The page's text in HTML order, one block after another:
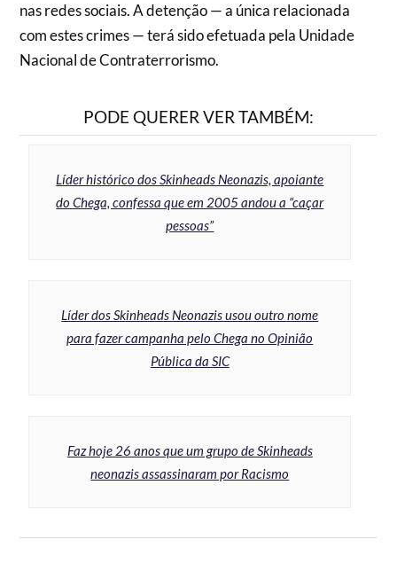
nas redes sociais. A detenção — a única relacionada
com estes crimes — terá sido efetuada pela Unidade
Nacional de Contraterrorismo.
PODE QUERER VER TAMBÉM:
Líder histórico dos Skinheads Neonazis, apoiante
do Chega, confessa que em 2005 andou a “caçar
pessoas”
Líder dos Skinheads Neonazis usou outro nome
para fazer campanha pelo Chega no Opinião
Pública da SIC
Faz hoje 26 anos que um grupo de Skinheads
neonazis assassinaram por Racismo